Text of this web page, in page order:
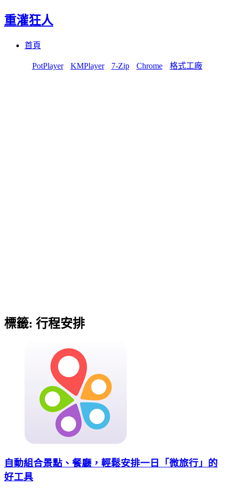
重灌狂人
首頁
PotPlayer KMPlayer 7-Zip Chrome 格式工廠
標籤: 行程安排
自動組合景點、餐廳，輕鬆安排一日「微旅行」的
好工具